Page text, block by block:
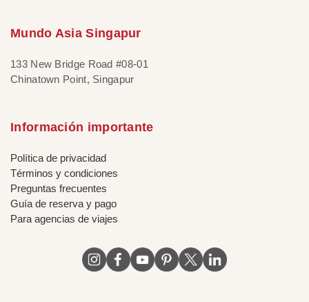
Mundo Asia Singapur
133 New Bridge Road #08-01
Chinatown Point, Singapur
Información importante
Política de privacidad
Términos y condiciones
Preguntas frecuentes
Guía de reserva y pago
Para agencias de viajes